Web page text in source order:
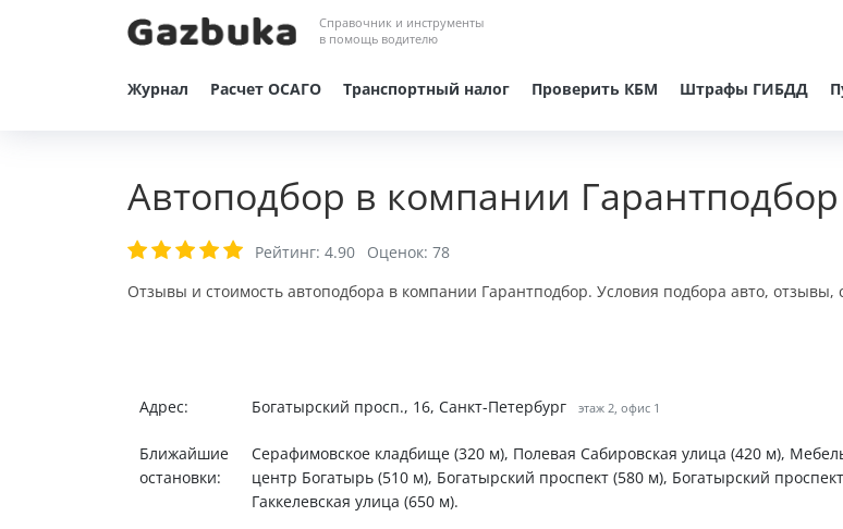
Справочник и инструменты
в помощь водителю
Журнал Расчет ОСАГО Транспортный налог Проверить КБМ Штрафы ГИБДД
Автоподбор в компании Гарантподбор
Рейтинг: 4.90 Оценок: 78
Отзывы и стоимость автоподбора в компании Гарантподбор. Условия подбора авто,
Адрес: Богатырский просп., 16, Санкт-Петербург этаж 2, офис 1
Ближайшие
остановки:
Серафимовское кладбище (320 м), Полевая Сабировская улица (420 м),
центр Богатырь (510 м), Богатырский проспект (580 м), Богатырский
Гаккелевская улица (650 м).